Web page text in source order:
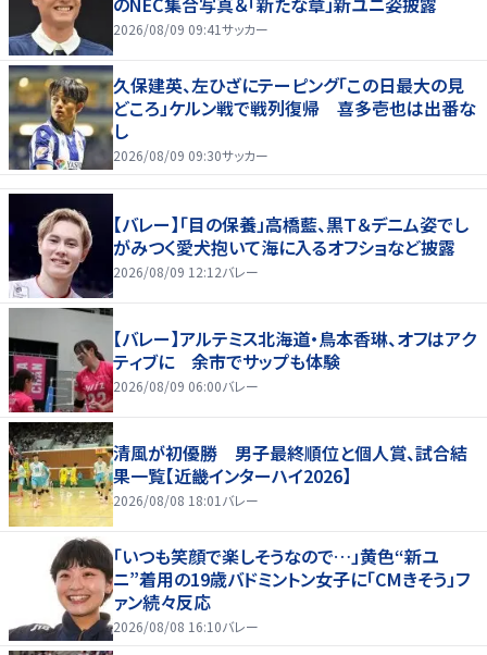
2026/08/09 09:41サッカー
久保建英、左ひざにテーピング「この日最大の見
どころ」ケルン戦で戦列復帰 喜多壱也は出番な
し
2026/08/09 09:30サッカー
【バレー】「目の保養」高橋藍、黒Ｔ＆デニム姿でし
がみつく愛犬抱いて海に入るオフショなど披露
2026/08/09 12:12バレー
【バレー】アルテミス北海道・鳥本香琳、オフはアク
ティブに 余市でサップも体験
2026/08/09 06:00バレー
清風が初優勝 男子最終順位と個人賞、試合結
果一覧【近畿インターハイ2026】
2026/08/08 18:01 バレー
「いつも笑顔で楽しそうなので…」黄色“新ユ
ニ”着用の19歳バドミントン女子に「CMきそう」フ
ァン続々反応
2026/08/08 16:10バレー